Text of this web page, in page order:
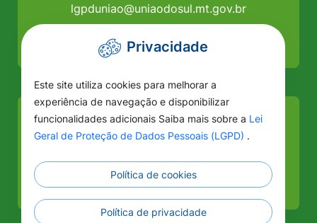
lgpduniao@uniaodosul.mt.gov.br
(66)99292-4787
Como chegar
Prefeitura de União do Sul
Av. Curitiba, nº 94, Centro, CEP: 78.543-000
União do Sul/MT
Privacidade
Este site utiliza cookies para melhorar a
experiência de navegação e disponibilizar
funcionalidades adicionais Saiba mais sobre a Lei
Geral de Proteção de Dados Pessoais (LGPD) .
Política de cookies
Política de privacidade